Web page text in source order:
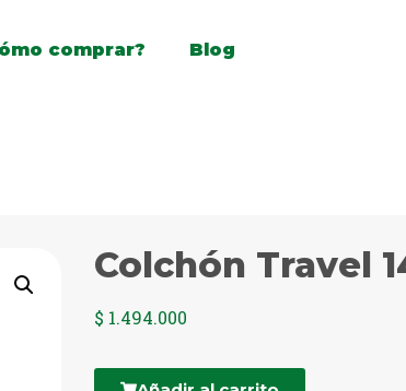
comprar? Blog
Colchón Travel
$ 1.494.000